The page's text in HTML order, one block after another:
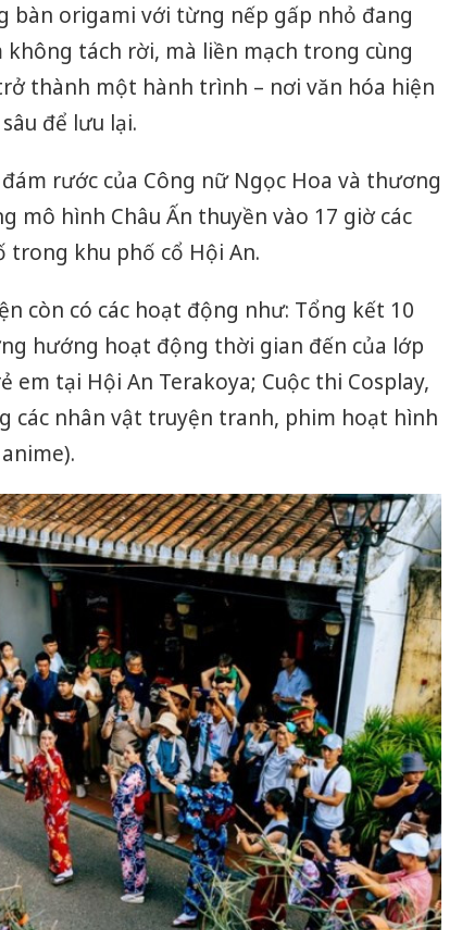
bàn origami với từng nếp gấp nhỏ đang
tách rời, mà liền mạch trong cùng
thành một hành trình – nơi văn hóa hiện
để lưu lại.
rước của Công nữ Ngọc Hoa và thương
mô hình Châu Ấn thuyền vào 17 giờ các
trong khu phố cổ Hội An.
còn có các hoạt động như: Tổng kết 10
hướng hoạt động thời gian đến của lớp
tại Hội An Terakoya; Cuộc thi Cosplay,
các nhân vật truyện tranh, phim hoạt hình
Cà Mau: Tiêu
công khai
sản phẩm
Công an
tìm bị hại
án sản xuất,
bán yến sào
Thanh Hóa:
hại trong vụ
bán bình sữa
Moyuum giả